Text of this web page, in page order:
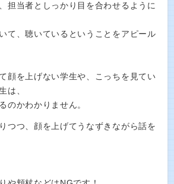
担当者としっかり目を合わせるように
て、聴いているということをアピール
顔を上げない学生や、こっちを見てい
は、
のかわかりません。
つつ、顔を上げてうなずきながら話を